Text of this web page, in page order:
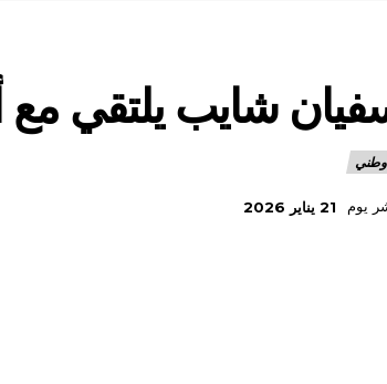
شايب يلتقي مع
وطني
يوم 21 يناير 2026